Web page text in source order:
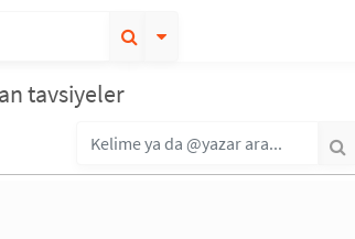
tavsiyeler